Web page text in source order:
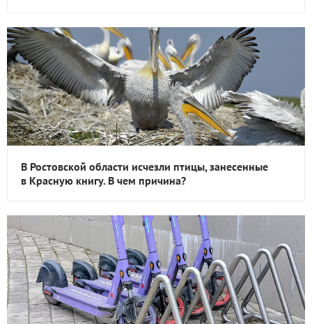
В Ростовской области исчезли птицы, занесенные
в Красную книгу. В чем причина?